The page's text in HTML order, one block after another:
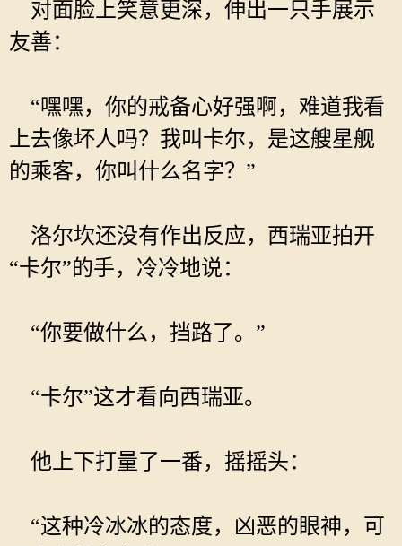
对面脸上笑意更深，伸出一只手展示
友善：
“嘿嘿，你的戒备心好强啊，难道我看
上去像坏人吗？我叫卡尔，是这艘星舰
的乘客，你叫什么名字？”
洛尔坎还没有作出反应，西瑞亚拍开
“卡尔”的手，冷冷地说：
“你要做什么，挡路了。”
“卡尔”这才看向西瑞亚。
他上下打量了一番，摇摇头：
“这种冷冰冰的态度，凶恶的眼神，可